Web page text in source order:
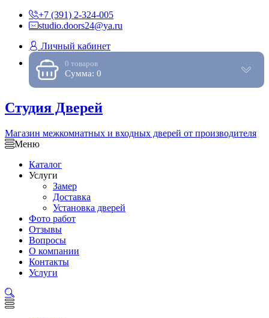
+7 (391) 2-324-005
studio.doors24@ya.ru
Личный кабинет
0 товаров
Сумма: 0
Студия Дверей
Магазин межкомнатных и входных дверей от производителя
Меню
Каталог
Услуги
Замер
Доставка
Установка дверей
Фото работ
Отзывы
Вопросы
О компании
Контакты
Услуги